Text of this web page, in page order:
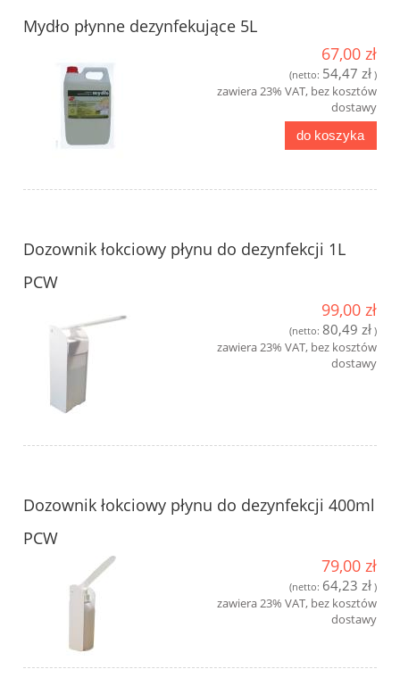
Mydło płynne dezynfekujące 5L
67,00 zł
(netto: 54,47 zł )
zawiera 23% VAT, bez kosztów
dostawy
do koszyka
Dozownik łokciowy płynu do dezynfekcji 1L
PCW
99,00 zł
(netto: 80,49 zł )
zawiera 23% VAT, bez kosztów
dostawy
Dozownik łokciowy płynu do dezynfekcji 400ml
PCW
79,00 zł
(netto: 64,23 zł )
zawiera 23% VAT, bez kosztów
dostawy